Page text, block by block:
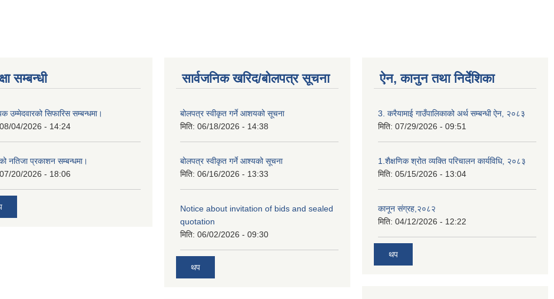
सम्बन्धी
उम्मेदवारको सिफारिस सम्बन्धमा।
08/04/2026 - 14:24
नतिजा प्रकाशन सम्बन्धमा।
07/20/2026 - 18:06
सार्वजनिक खरिद/बोलपत्र सूचना
बोलपत्र स्वीकृत गर्ने आशयको सूचना
मिति: 06/18/2026 - 14:38
बोलपत्र स्वीकृत गर्ने आश्यको सूचना
मिति: 06/16/2026 - 13:33
Notice about invitation of bids and sealed
quotation
मिति: 06/02/2026 - 09:30
थप
ऐन, कानुन तथा निर्देशिका
3. करैयामाई गाउँपालिकाको अर्थ सम्बन्धी ऐन, २०८३
मिति: 07/29/2026 - 09:51
1.शैक्षणिक श्रोत व्यक्ति परिचालन कार्यविधि, २०८३
मिति: 05/15/2026 - 13:04
कानून संग्रह,२०८२
मिति: 04/12/2026 - 12:22
थप